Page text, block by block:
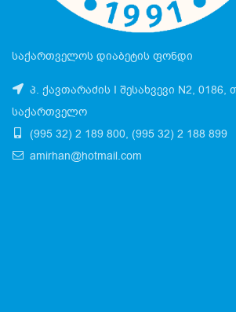
საქართველოს დიაბეტის ფონდი
პ. ქავთარაძის I შესახვევი N2, 0186,
საქართველო
(995 32) 2 189 800, (995 32) 2 188 899
amirhan@hotmail.com